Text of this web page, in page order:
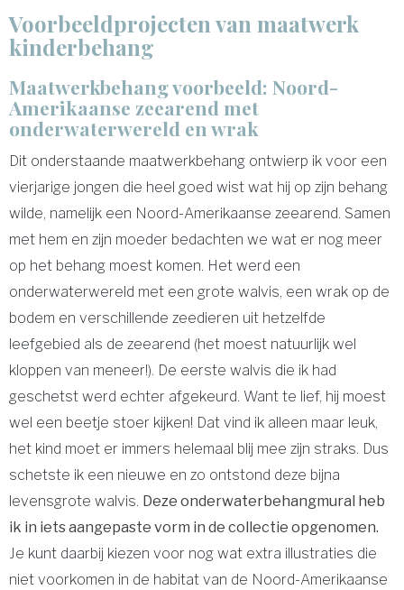
Voorbeeldprojecten van maatwerk
kinderbehang
Maatwerkbehang voorbeeld: Noord-
Amerikaanse zeearend met
onderwaterwereld en wrak
Dit onderstaande maatwerkbehang ontwierp ik voor een
vierjarige jongen die heel goed wist wat hij op zijn behang
wilde, namelijk een Noord-Amerikaanse zeearend. Samen
met hem en zijn moeder bedachten we wat er nog meer
op het behang moest komen. Het werd een
onderwaterwereld met een grote walvis, een wrak op de
bodem en verschillende zeedieren uit hetzelfde
leefgebied als de zeearend (het moest natuurlijk wel
kloppen van meneer!). De eerste walvis die ik had
geschetst werd echter afgekeurd. Want te lief, hij moest
wel een beetje stoer kijken! Dat vind ik alleen maar leuk,
het kind moet er immers helemaal blij mee zijn straks. Dus
schetste ik een nieuwe en zo ontstond deze bijna
levensgrote walvis. Deze onderwaterbehangmural heb
ik in iets aangepaste vorm in de collectie opgenomen.
Je kunt daarbij kiezen voor nog wat extra illustraties die
niet voorkomen in de habitat van de Noord-Amerikaanse